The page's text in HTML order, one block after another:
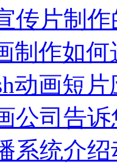
传片制
制作如
动画短
公司告
系统介